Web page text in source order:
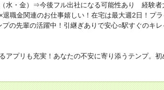
水・金）⇒今後フル出社になる可能性あり 経験者
職金関連のお仕事嬉しい！在宅は最大週2日！プラ
の先輩の活躍中！引継ぎありで安心○駅すぐのキレ
アプリも充実！あなたの不安に寄り添うテンプ。初